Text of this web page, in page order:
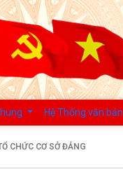
Hệ Thống văn bản
CHỨC CƠ SỞ ĐẢNG